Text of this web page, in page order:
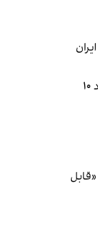
۱۰
قابل